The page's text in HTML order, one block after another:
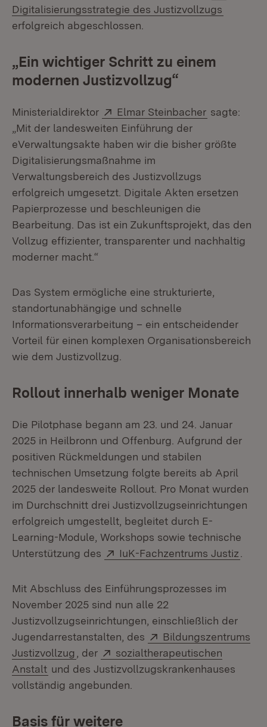
Digitalisierungsstrategie des Justizvollzugs
erfolgreich abgeschlossen.
„Ein wichtiger Schritt zu einem
modernen Justizvollzug“
Ministerialdirektor Extern:
Elmar Steinbacher (Öffnet in
sagte:
„Mit der landesweiten Einführung der
eVerwaltungsakte haben wir die bisher größte
Digitalisierungsmaßnahme im
Verwaltungsbereich des Justizvollzugs
erfolgreich umgesetzt. Digitale Akten ersetzen
Papierprozesse und beschleunigen die
Bearbeitung. Das ist ein Zukunftsprojekt, das den
Vollzug effizienter, transparenter und nachhaltig
moderner macht.“
Das System ermögliche eine strukturierte,
standortunabhängige und schnelle
Informationsverarbeitung – ein entscheidender
Vorteil für einen komplexen Organisationsbereich
wie dem Justizvollzug.
Rollout innerhalb weniger Monate
Die Pilotphase begann am 23. und 24. Januar
2025 in Heilbronn und Offenburg. Aufgrund der
positiven Rückmeldungen und stabilen
technischen Umsetzung folgte bereits ab April
2025 der landesweite Rollout. Pro Monat wurden
im Durchschnitt drei Justizvollzugseinrichtungen
erfolgreich umgestellt, begleitet durch E-
Learning-Module, Workshops sowie technische
Unterstützung des
Extern:
IuK-Fachzentrums Justiz
Mit Abschluss des Einführungsprozesses im
November 2025 sind nun alle 22
Justizvollzugseinrichtungen, einschließlich der
Jugendarrestanstalten, des
Extern:
Bildungszentrums
Justizvollzug (Öffnet in neuem Fenster)
, der Extern:
sozialtherapeutischen
Anstalt (Öffnet in neuem Fenster)
und des Justizvollzugskrankenhauses
vollständig angebunden.
Basis für weitere